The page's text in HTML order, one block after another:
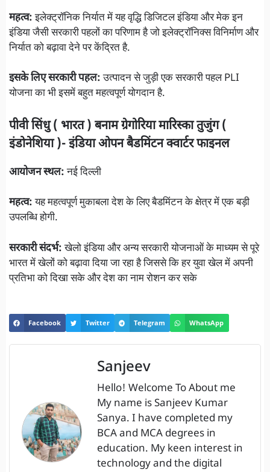
महत्व:इलेक्ट्रॉनिक निर्यात में यह वृद्धि डिजिटल इंडिया और मेक इन
इंडिया जैसी सरकारी पहलों का परिणाम है जो इलेक्ट्रॉनिक्स विनिर्माण और
निर्यात को बढ़ावा देने पर केंद्रित है.
इसके लिए सरकारी पहल:उत्पादन से जुड़ी एक सरकारी पहल PLI
योजना का भी इसमें बहुत महत्वपूर्ण योगदान है.
पीवी सिंधु ( भारत ) बनाम ग्रेगोरिया मारिस्का तुजुंग (
इंडोनेशिया )- इंडिया ओपन बैडमिंटन क्वार्टर फाइनल
आयोजन स्थल:नई दिल्ली
महत्व:यह महत्वपूर्ण मुकाबला देश के लिए बैडमिंटन के क्षेत्र में एक बड़ी
उपलब्धि होगी.
सरकारी संदर्भ:खेलो इंडिया और अन्य सरकारी योजनाओं के माध्यम से पूरे
भारत में खेलों को बढ़ावा दिया जा रहा है जिससे कि हर युवा खेल में अपनी
प्रतिभा को दिखा सके और देश का नाम रोशन कर सके
Facebook Twitter Telegram WhatsApp
Sanjeev
Hello! Welcome To About me
My name is Sanjeev Kumar
Sanya. I have completed my
BCA and MCA degrees in
education. My keen interest in
technology and the digital